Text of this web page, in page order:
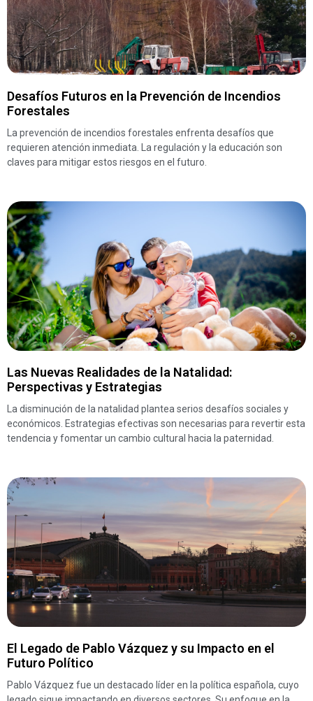
Desafíos Futuros en la Prevención de Incendios
Forestales
La prevención de incendios forestales enfrenta desafíos que
requieren atención inmediata. La regulación y la educación son
claves para mitigar estos riesgos en el futuro.
Las Nuevas Realidades de la Natalidad:
Perspectivas y Estrategias
La disminución de la natalidad plantea serios desafíos sociales y
económicos. Estrategias efectivas son necesarias para revertir esta
tendencia y fomentar un cambio cultural hacia la paternidad.
El Legado de Pablo Vázquez y su Impacto en el
Futuro Político
Pablo Vázquez fue un destacado líder en la política española, cuyo